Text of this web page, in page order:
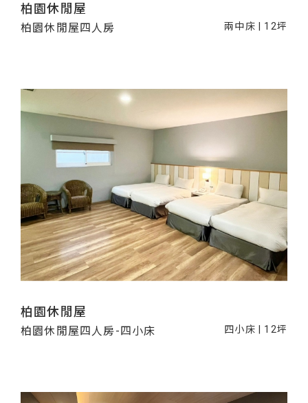
柏園休閒屋
柏園休閒屋四人房 兩中床 | 12坪
柏園休閒屋
柏園休閒屋四人房-四小床 四小床 | 12坪